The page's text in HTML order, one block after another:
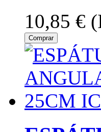
10,85 €
Comprar